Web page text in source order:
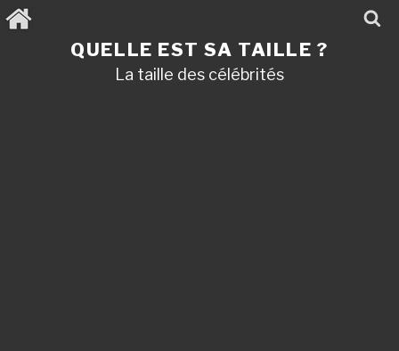
Aller
au
QUELLE EST SA TAILLE ?
La taille des célébrités